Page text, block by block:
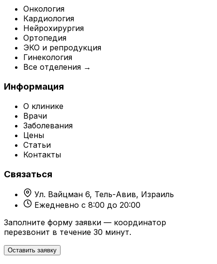
Онкология
Кардиология
Нейрохирургия
Ортопедия
ЭКО и репродукция
Гинекология
Все отделения →
Информация
О клинике
Врачи
Заболевания
Цены
Статьи
Контакты
Связаться
Ул. Вайцман 6, Тель-Авив, Израиль
Ежедневно с 8:00 до 20:00
Заполните форму заявки — координатор
перезвонит в течение 30 минут.
Оставить заявку